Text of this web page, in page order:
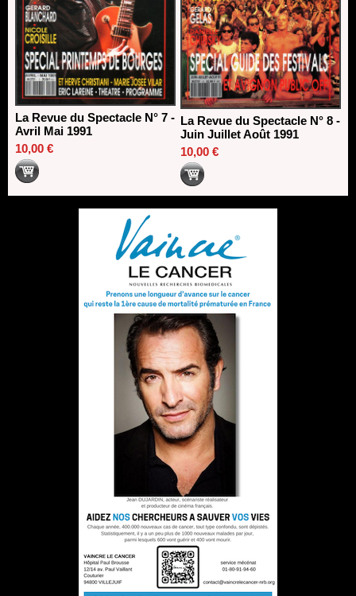
La Revue du Spectacle N° 7 -
Avril Mai 1991
10,00 €
La Revue du Spectacle N° 8 -
Juin Juillet Août 1991
10,00 €